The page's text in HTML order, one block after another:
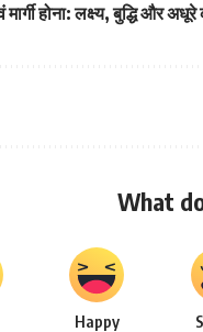
होना: लक्ष्य, बुद्धि और अधूरे
What
Happy